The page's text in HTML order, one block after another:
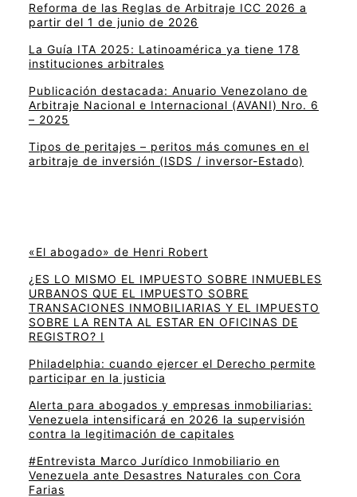
Reforma de las Reglas de Arbitraje ICC 2026 a
partir del 1 de junio de 2026
La Guía ITA 2025: Latinoamérica ya tiene 178
instituciones arbitrales
Publicación destacada: Anuario Venezolano de
Arbitraje Nacional e Internacional (AVANI) Nro. 6
– 2025
Tipos de peritajes – peritos más comunes en el
arbitraje de inversión (ISDS / inversor-Estado)
«El abogado» de Henri Robert
¿ES LO MISMO EL IMPUESTO SOBRE INMUEBLES
URBANOS QUE EL IMPUESTO SOBRE
TRANSACIONES INMOBILIARIAS Y EL IMPUESTO
SOBRE LA RENTA AL ESTAR EN OFICINAS DE
REGISTRO? I
Philadelphia: cuando ejercer el Derecho permite
participar en la justicia
Alerta para abogados y empresas inmobiliarias:
Venezuela intensificará en 2026 la supervisión
contra la legitimación de capitales
#Entrevista Marco Jurídico Inmobiliario en
Venezuela ante Desastres Naturales con Cora
Farias